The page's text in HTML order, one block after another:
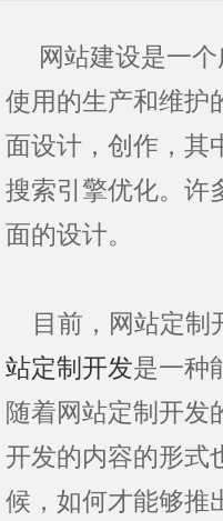
网站建设是一个
使用的生产和维护
面设计，创作，其
搜索引擎优化。许
面的设计。
目前，网站定制
站定制开发是一种
随着网站定制开发
开发的内容的形式
候，如何才能够推